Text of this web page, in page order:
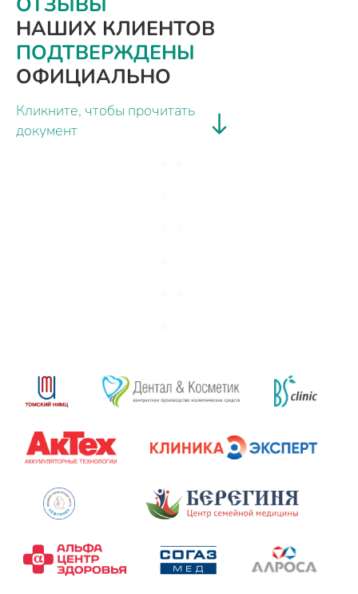
НАШИХ КЛИЕНТОВ
ПОДТВЕРЖДЕНЫ
ОФИЦИАЛЬНО
Кликните, чтобы прочитать
документ